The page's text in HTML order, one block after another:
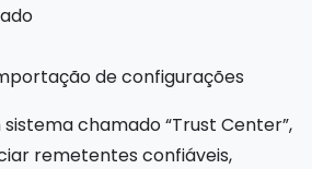
de configurações
chamado “Trust Center”,
remetentes confiáveis,